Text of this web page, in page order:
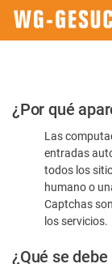
Por
favor,
confirme
humano
¿Por qué
Las
entradas
todos los
humano o
Captchas
los servicios.
¿Qué se debe